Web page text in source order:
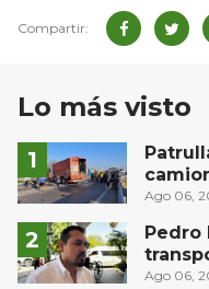
Lo más visto
en la
Ago 06,
Pedro
de
Ago 06,